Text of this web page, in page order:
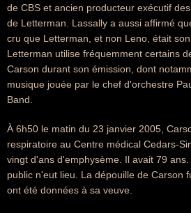
de CBS et ancien producteur exécutif
de Letterman. Lassally a aussi affirmé
cru que Letterman, et non Leno, était
Letterman utilise fréquemment certains
Carson durant son émission, dont
musique jouée par le chef d'orchestre
Band.
À 6h50 le matin du 23 janvier 2005,
respiratoire au Centre médical Cedars-
vingt d'ans d'emphysème. Il avait 79
public n'eut lieu. La dépouille de Carson
ont été données à sa veuve.